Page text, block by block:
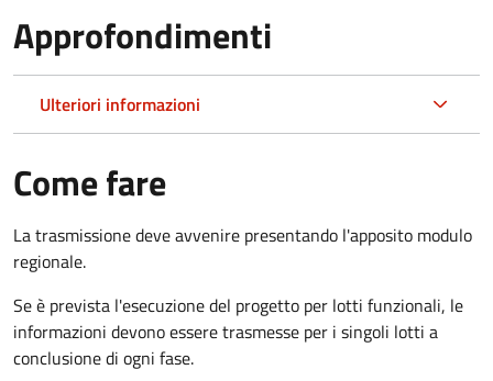
Approfondimenti
Ulteriori informazioni
Come fare
La trasmissione deve avvenire presentando l'apposito modulo
regionale.
Se è prevista l'esecuzione del progetto per lotti funzionali, le
informazioni devono essere trasmesse per i singoli lotti a
conclusione di ogni fase.